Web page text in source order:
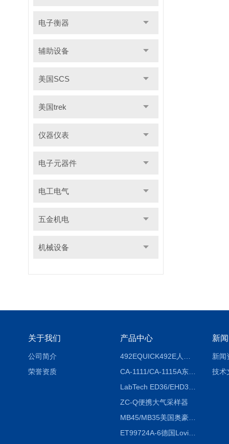
电子衡器
辅助设备
美国SCS
美国trek
仪器仪表
电子元器件
电工电气
五金机电
机械设备
关于我们
公司简介
荣誉资质
产品中心
CA-1111/CA-1115A东京理化EYELA CA-1111/CA-1115A冷却水循环装置
ZC-Q便携大气采样器
MB45/MB35美国奥豪斯OHAUS MB45/MB35卤素红外水分测定仪
ET99724A-6德国Lovibond ET99724A-6微电脑BOD测定仪
新
新闻
技术